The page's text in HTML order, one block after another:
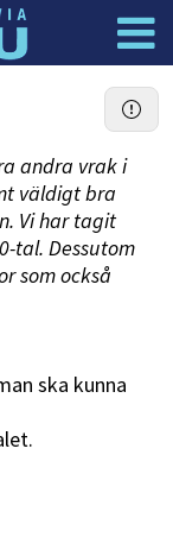
Logga in
andra vrak i
väldigt bra
Vi har tagit
tal. Dessutom
som också
ska kunna